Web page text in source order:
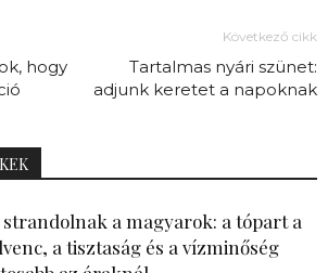
hogy
Következő cikk
Tartalmas nyári szünet:
adjunk keretet a napoknak
a magyarok: a tópart a
a tisztaság és a vízminőség